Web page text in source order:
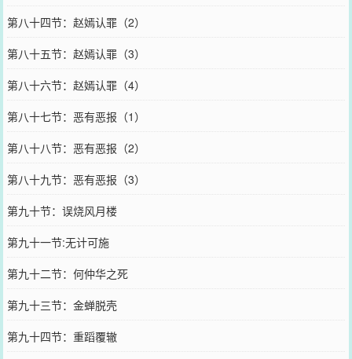
第八十四节：赵嫣认罪（2）
第八十五节：赵嫣认罪（3）
第八十六节：赵嫣认罪（4）
第八十七节：恶有恶报（1）
第八十八节：恶有恶报（2）
第八十九节：恶有恶报（3）
第九十节：误烧风月楼
第九十一节:无计可施
第九十二节：何仲华之死
第九十三节：金蝉脱壳
第九十四节：重蹈覆辙